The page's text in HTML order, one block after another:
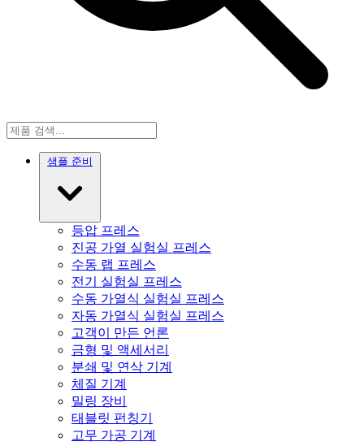
샘플 준비
등압 프레스
진공 가열 실험실 프레스
수동 랩 프레스
전기 실험실 프레스
수동 가열식 실험실 프레스
자동 가열식 실험실 프레스
고객이 만든 언론
금형 및 액세서리
분쇄 및 연삭 기계
체질 기계
밀링 장비
태블릿 펀칭기
고무 가공 기계